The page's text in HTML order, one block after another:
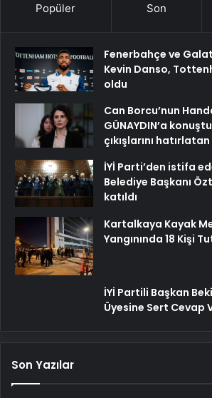
Popüler Son
Fenerbahçe ve
Kevin Danso,
oldu
Can Borcu’nun
GÜNAYDIN’a
çıkışlarını
İYİ Parti’den istifa
Belediye Başkanı
katıldı
Kartalkaya Kayak
Yangınında 18 Kişi
İYİ Partili Başkan
Üyesine Sert Cevap
Son Yazılar